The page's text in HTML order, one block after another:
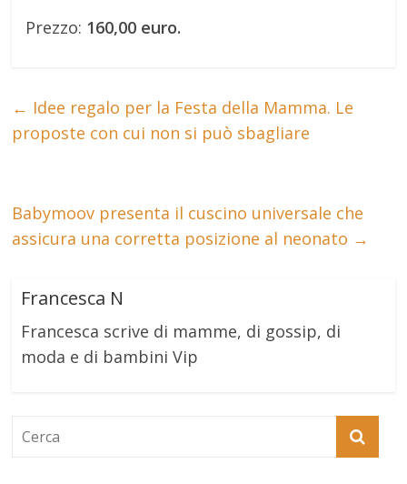
Prezzo: 160,00 euro.
← Idee regalo per la Festa della Mamma. Le
proposte con cui non si può sbagliare
Babymoov presenta il cuscino universale che
assicura una corretta posizione al neonato →
Francesca N
Francesca scrive di mamme, di gossip, di
moda e di bambini Vip